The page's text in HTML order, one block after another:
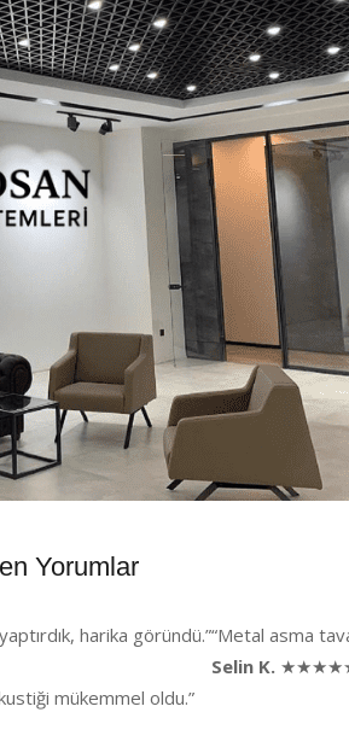
Yorumlar
harika göründü.”“Metal asma
Selin K.
mükemmel oldu.”